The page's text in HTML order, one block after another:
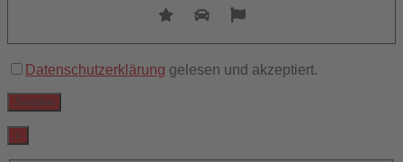
Datenschutzerklärung gelesen und akzeptiert.
×